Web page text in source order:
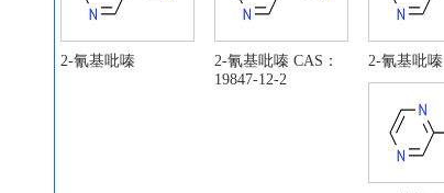
2-氰基吡嗪
2-氰基吡嗪 CAS：
19847-12-2
2-氰基吡嗪